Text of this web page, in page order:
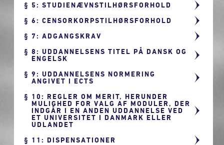
5: STUDIENÆVNSTILHØRSFORHOLD
6: CENSORKORPSTILHØRSFORHOLD
7: ADGANGSKRAV
8: UDDANNELSENS TITEL PÅ DANSK OG
ENGELSK
9: UDDANNELSENS NORMERING
ANGIVET I ECTS
10: REGLER OM MERIT, HERUNDER
MULIGHED FOR VALG AF MODULER, DER
INDGÅR I EN ANDEN UDDANNELSE VED
ET UNIVERSITET I DANMARK ELLER
UDLANDET
11: DISPENSATIONER